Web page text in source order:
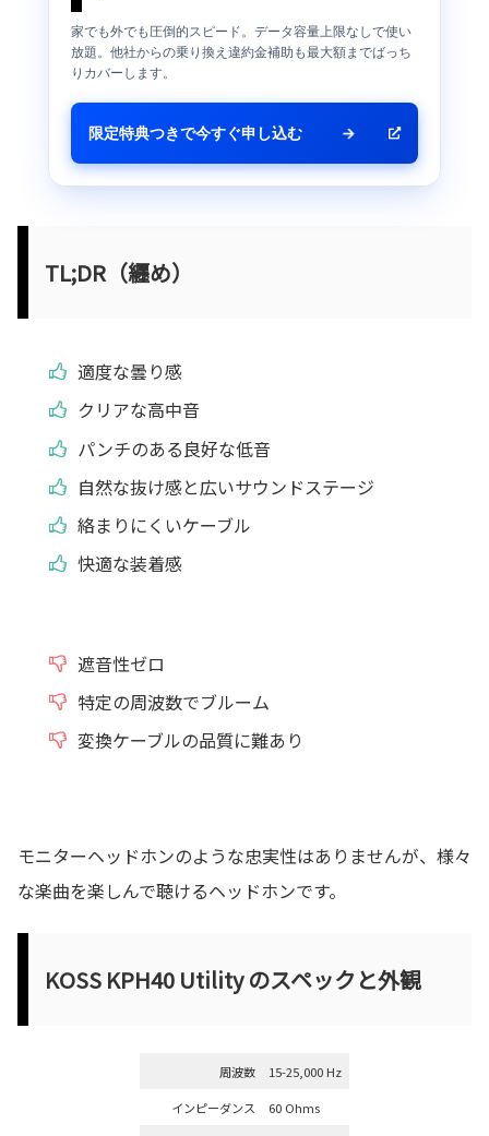
家でも外でも圧倒的スピード。データ容量上限なしで使い
放題。他社からの乗り換え違約金補助も最大額までばっち
りカバーします。
限定特典つきで今すぐ申し込む →
TL;DR（纒め）
適度な曇り感
クリアな高中音
パンチのある良好な低音
自然な抜け感と広いサウンドステージ
絡まりにくいケーブル
快適な装着感
遮音性ゼロ
特定の周波数でブルーム
変換ケーブルの品質に難あり
モニターヘッドホンのような忠実性はありませんが、様々
な楽曲を楽しんで聴けるヘッドホンです。
KOSS KPH40 Utility のスペックと外観
周波数 15-25,000 Hz
インピーダンス 60 Ohms